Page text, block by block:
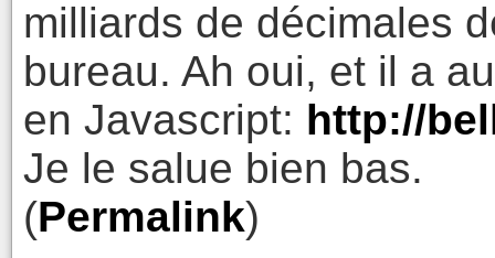
milliards de décimales
bureau. Ah oui, et il a
en Javascript: http://
Je le salue bien bas.
(Permalink)